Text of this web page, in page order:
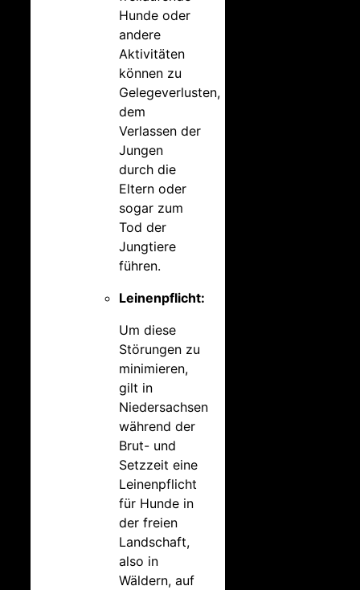
Hunde oder
andere
Aktivitäten
können zu
Gelegeverlusten,
dem
Verlassen der
Jungen
durch die
Eltern oder
sogar zum
Tod der
Jungtiere
führen.
Leinenpflicht:
Um diese
Störungen zu
minimieren,
gilt in
Niedersachsen
während der
Brut- und
Setzzeit eine
Leinenpflicht
für Hunde in
der freien
Landschaft,
also in
Wäldern, auf